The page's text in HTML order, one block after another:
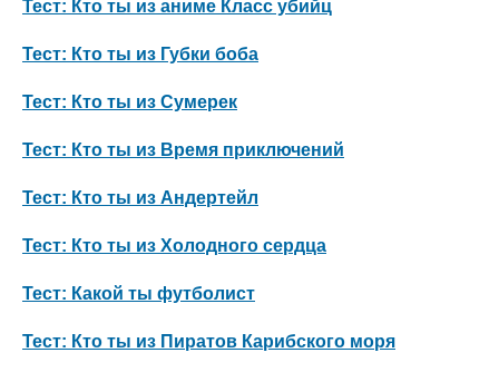
Тест: Кто ты из аниме Класс убийц
Тест: Кто ты из Губки боба
Тест: Кто ты из Сумерек
Тест: Кто ты из Время приключений
Тест: Кто ты из Андертейл
Тест: Кто ты из Холодного сердца
Тест: Какой ты футболист
Тест: Кто ты из Пиратов Карибского моря